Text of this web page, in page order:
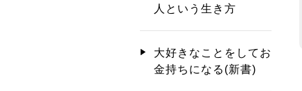
人という生き方
大好きなことをしてお
金持ちになる(新書)